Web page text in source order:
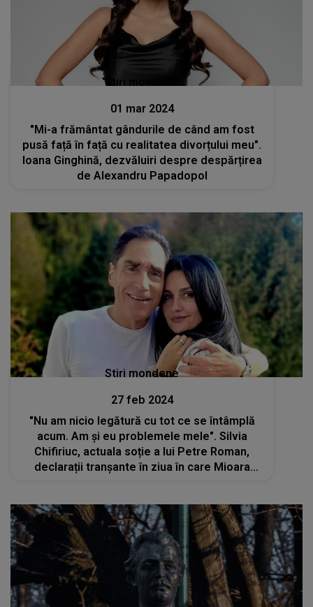
Stiri mondene
01 mar 2024
"Mi-a frământat gândurile de când am fost
pusă față în față cu realitatea divorțului meu".
Ioana Ginghină, dezvăluiri despre despărțirea
de Alexandru Papadopol
Stiri mondene
27 feb 2024
"Nu am nicio legătură cu tot ce se întâmplă
acum. Am și eu problemele mele". Silvia
Chifiriuc, actuala soție a lui Petre Roman,
declarații tranşante în ziua în care Mioara